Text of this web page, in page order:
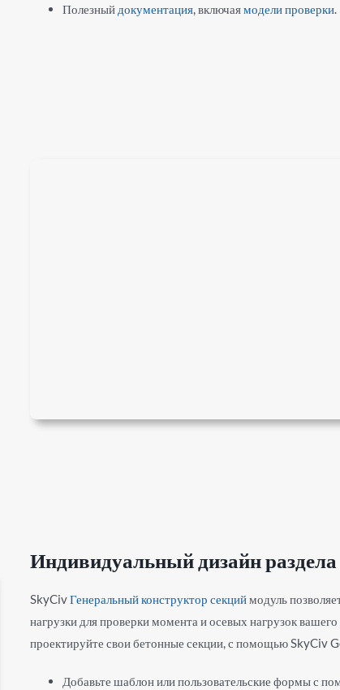
Полезный документация, включаямодели проверки.
Индивидуальный дизайн раздела
SkyCivГенеральный конструктор секциймодуль
нагрузки для проверки момента и осевых нагрузок вашего
проектируйте свои бетонные секции, с помощью SkyCiv
Добавьте шаблон или пользовательские формы с